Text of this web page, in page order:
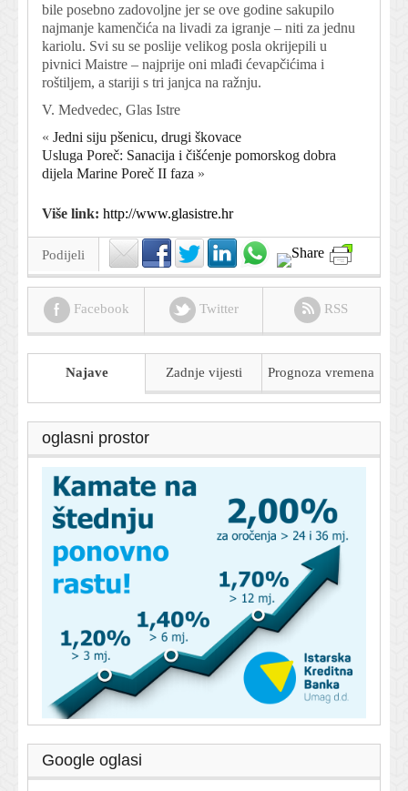
bile posebno zadovoljne jer se ove godine sakupilo
najmanje kamenčića na livadi za igranje – niti za jednu
kariolu. Svi su se poslije velikog posla okrijepili u
pivnici Maistre – najprije oni mlađi ćevapčićima i
roštiljem, a stariji s tri janjca na ražnju.
V. Medvedec, Glas Istre
« Jedni siju pšenicu, drugi škovace
Usluga Poreč: Sanacija i čišćenje pomorskog dobra
dijela Marine Poreč II faza »
Više link: http://www.glasistre.hr
Podijeli
Facebook Twitter RSS
Najave Zadnje vijesti Prognoza vremena
oglasni prostor
Google oglasi